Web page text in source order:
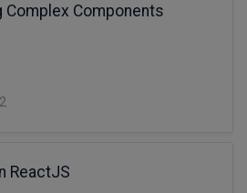
Complex Components
2
in ReactJS